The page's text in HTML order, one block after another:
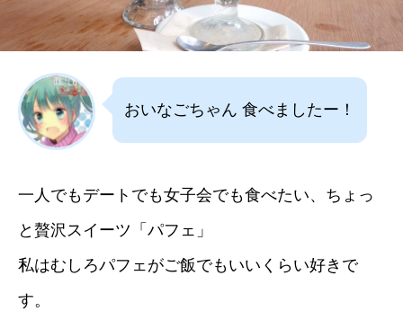
おいなごちゃん 食べましたー！
一人でもデートでも女子会でも食べたい、ちょっ
と贅沢スイーツ「パフェ」
私はむしろパフェがご飯でもいいくらい好きで
す。